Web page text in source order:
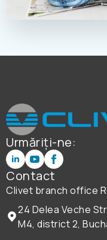
Urmăriți-ne:
Contact
Clivet branch office
24 Delea Veche
M4, district 2,